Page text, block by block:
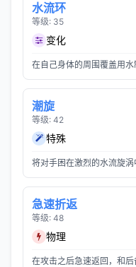
水流环
等级: 35
变化
在自己身体的周围覆盖用水
潮旋
等级: 42
特殊
将对手困在激烈的水流旋涡
急速折返
等级: 48
物理
在攻击之后急速返回，和后